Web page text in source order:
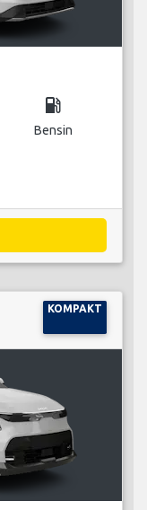
local_gas_station
Bensin
KOMPAKT